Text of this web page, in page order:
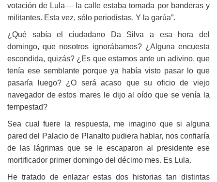
votación de Lula— la calle estaba tomada por banderas y
militantes. Esta vez, sólo periodistas. Y la garúa”.
¿ Qué sabía el ciudadano Da Silva a esa hora del
domingo, que nosotros ignorábamos? ¿ Alguna encuesta
escondida, quizás? ¿ Es que estamos ante un adivino, que
tenía ese semblante porque ya había visto pasar lo que
pasaría luego? ¿O será acaso que su oficio de viejo
navegador de estos mares le dijo al oído que se venía la
tempestad?
Sea cual fuere la respuesta, me imagino que si alguna
pared del Palacio de Planalto pudiera hablar, nos confiaría
de las lágrimas que se le escaparon al presidente ese
mortificador primer domingo del décimo mes. Es Lula.
He tratado de enlazar estas dos historias tan distintas